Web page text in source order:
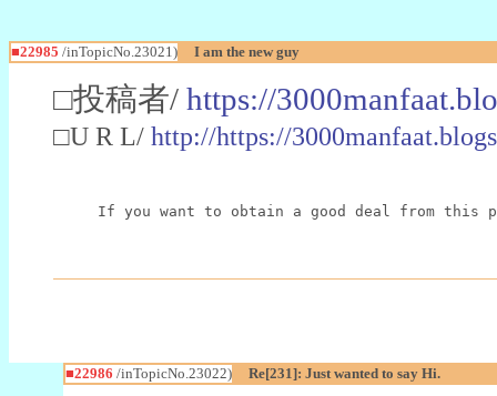
■22985 /inTopicNo.23021) I am the new guy
□投稿者/ https://
□U R L/ http://https://
If you want to obtain a good deal from this
■22986 /inTopicNo.23022) Re[231]: Just wanted to say Hi.